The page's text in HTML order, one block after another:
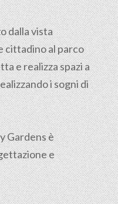
dalla vista
cittadino al parco
e realizza spazi a
i sogni di
Gardens è
e